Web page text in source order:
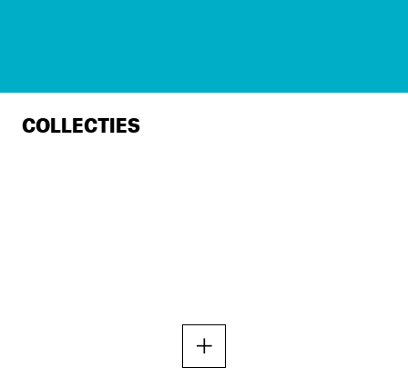
COLLECTIES